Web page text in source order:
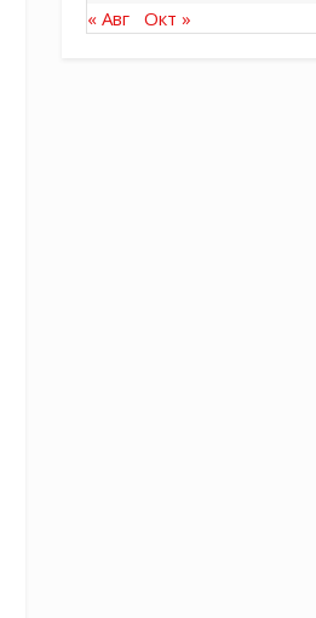
« Авг Окт »